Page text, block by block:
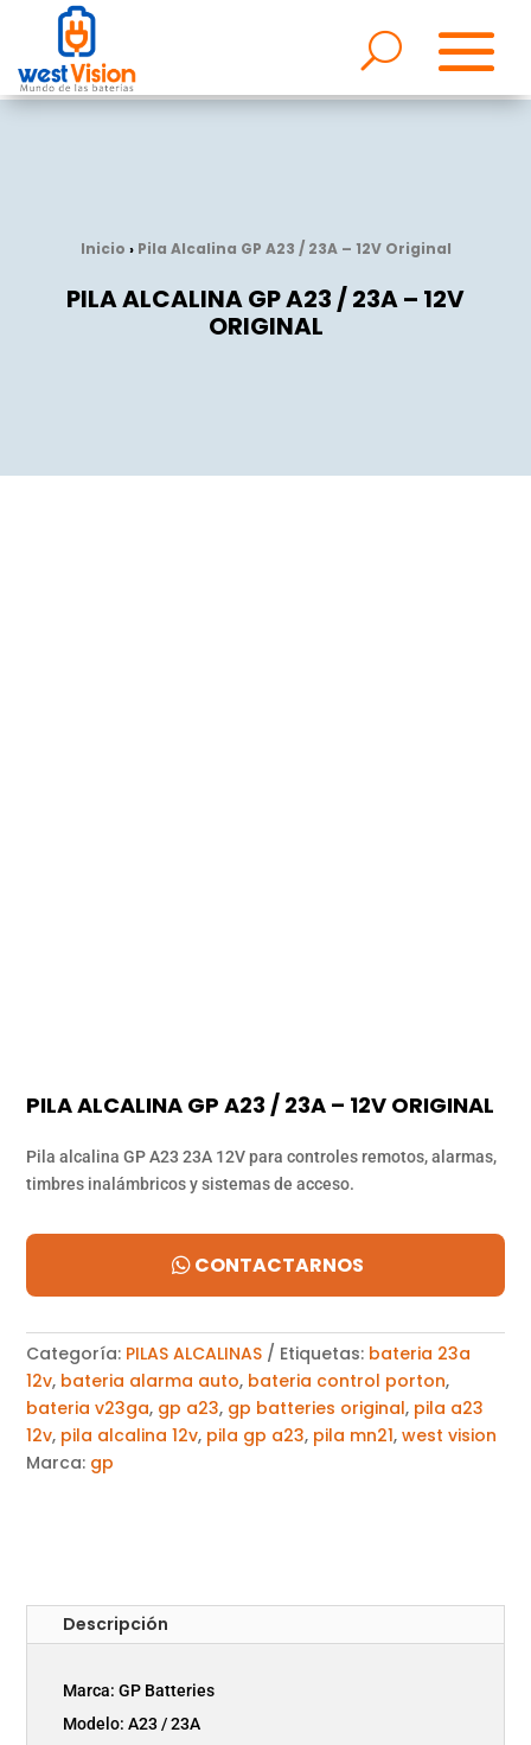
Inicio › Pila Alcalina GP A23 / 23A – 12V Original
PILA ALCALINA GP A23 / 23A – 12V
ORIGINAL
PILA ALCALINA GP A23 / 23A – 12V ORIGINAL
Pila alcalina GP A23 23A 12V para controles remotos, alarmas,
timbres inalámbricos y sistemas de acceso.
CONTACTARNOS
Categoría: PILAS ALCALINAS Etiquetas: bateria 23a
12v, bateria alarma auto, bateria control porton,
bateria v23ga, gp a23, gp batteries original, pila a23
12v, pila alcalina 12v, pila gp a23, pila mn21,west vision
Marca: gp
Descripción
Marca: GP Batteries
Modelo: A23 / 23A